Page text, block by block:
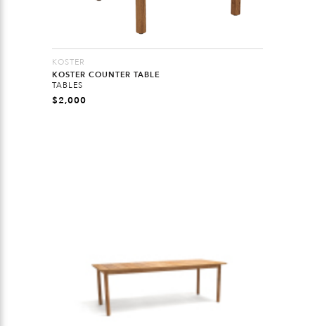
KOSTER
KOSTER COUNTER TABLE
TABLES
$2,000